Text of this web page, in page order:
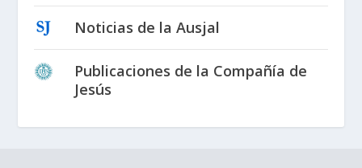
Noticias de la Ausjal
Publicaciones de la Compañía de
Jesús